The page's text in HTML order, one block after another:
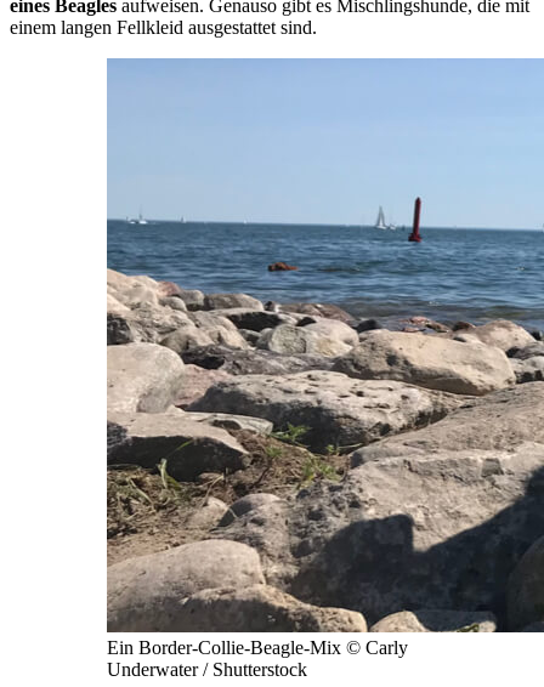
eines Beagles aufweisen. Genauso gibt es Mischlingshunde, die mit
einem langen Fellkleid ausgestattet sind.
Ein Border-Collie-Beagle-Mix © Carly
Underwater / Shutterstock